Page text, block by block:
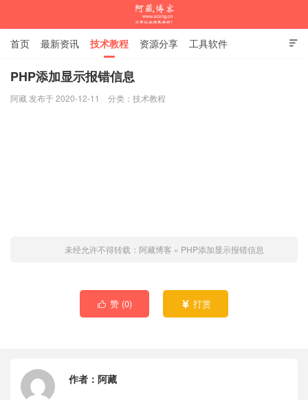

首页 最新资讯 技术教程 资源分享 工具软件
杂谈随笔
PHP添加显示报错信息
阿藏 发布于 2020-12-11 分类： 技术教程
未经允许不得转载： 阿藏博客 » PHP添加显示报错信息
 赞 (0)  打赏
作者： 阿藏